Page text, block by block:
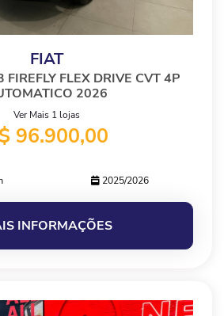
FIAT
FIREFLY FLEX DRIVE CVT 4P
2026
Ver Mais 1 lojas
96.900,00
2025/2026
INFORMAÇÕES